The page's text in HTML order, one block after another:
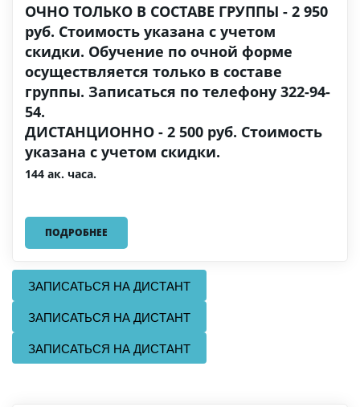
ОЧНО ТОЛЬКО В СОСТАВЕ ГРУППЫ - 2 950
руб. Стоимость указана с учетом
скидки. Обучение по очной форме
осуществляется только в составе
группы. Записаться по телефону 322-94-
54.
ДИСТАНЦИОННО - 2 500 руб. Стоимость
указана с учетом скидки.
144 ак. часа.
ПОДРОБНЕЕ
ЗАПИСАТЬСЯ НА ДИСТАНТ
ЗАПИСАТЬСЯ НА ДИСТАНТ
ЗАПИСАТЬСЯ НА ДИСТАНТ